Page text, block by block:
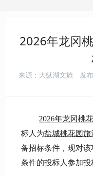
2026年龙冈
来源：大纵湖文旅 发
2026年龙冈桃
标人为盐城桃花园旅
备招标条件，现对
条件的投标人参加投